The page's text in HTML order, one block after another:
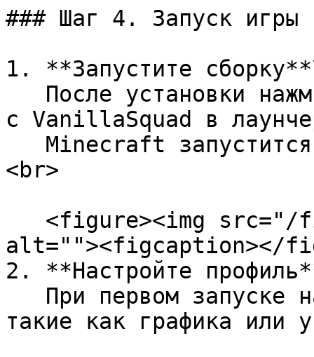
### Шаг 4. Запуск игры
1. **Запустите
с VanillaSquad в
<br>
alt=""><figcaption></
2. **Настройте
такие как графика или